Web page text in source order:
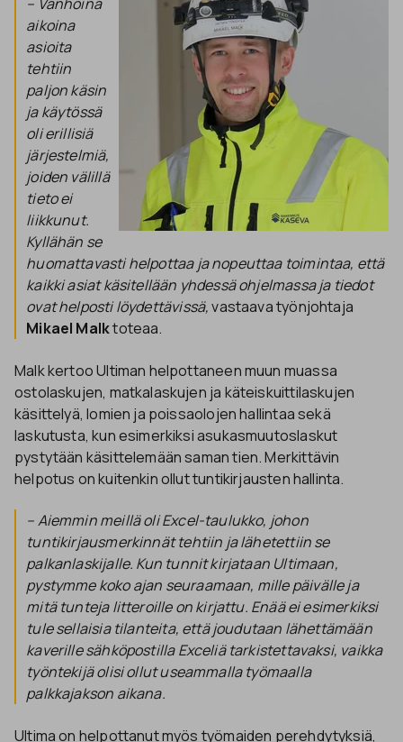
– Vanhoina
aikoina
asioita
tehtiin
paljon käsin
ja käytössä
oli erillisiä
järjestelmiä,
joiden välillä
tieto ei
liikkunut.
Kyllähän se
huomattavasti helpottaa ja nopeuttaa toimintaa, että
kaikki asiat käsitellään yhdessä ohjelmassa ja tiedot
ovat helposti löydettävissä,vastaava työnjohtaja
Mikael Malktoteaa.
Malk kertoo Ultiman helpottaneen muun muassa
ostolaskujen, matkalaskujen ja käteiskuittilaskujen
käsittelyä, lomien ja poissaolojen hallintaa sekä
laskutusta, kun esimerkiksi asukasmuutoslaskut
pystytään käsittelemään saman tien. Merkittävin
helpotus on kuitenkin ollut tuntikirjausten hallinta.
– Aiemmin meillä oli Excel-taulukko, johon
tuntikirjausmerkinnät tehtiin ja lähetettiin se
palkanlaskijalle. Kun tunnit kirjataan Ultimaan,
pystymme koko ajan seuraamaan, mille päivälle ja
mitä tunteja litteroille on kirjattu. Enää ei esimerkiksi
tule sellaisia tilanteita, että joudutaan lähettämään
kaverille sähköpostilla Exceliä tarkistettavaksi, vaikka
työntekijä olisi ollut useammalla työmaalla
palkkajakson aikana.
Ultima on helpottanut myös työmaiden perehdytyksiä,